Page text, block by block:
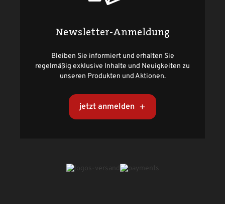
Newsletter-Anmeldung
Bleiben Sie informiert und erhalten Sie
regelmäßig exklusive Inhalte und Neuigkeiten zu
unseren Produkten und Aktionen.
jetzt anmelden